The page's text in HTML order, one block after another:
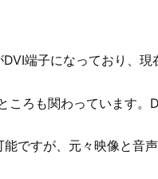
端子になっており、現
ころも関わっています。
ですが、元々映像と音